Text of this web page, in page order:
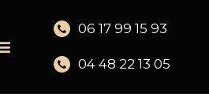
06 17 99 15 93
04 48 22 13 05